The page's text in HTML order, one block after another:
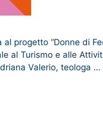
progetto “Donne di
al Turismo e alle
Valerio, teologa …